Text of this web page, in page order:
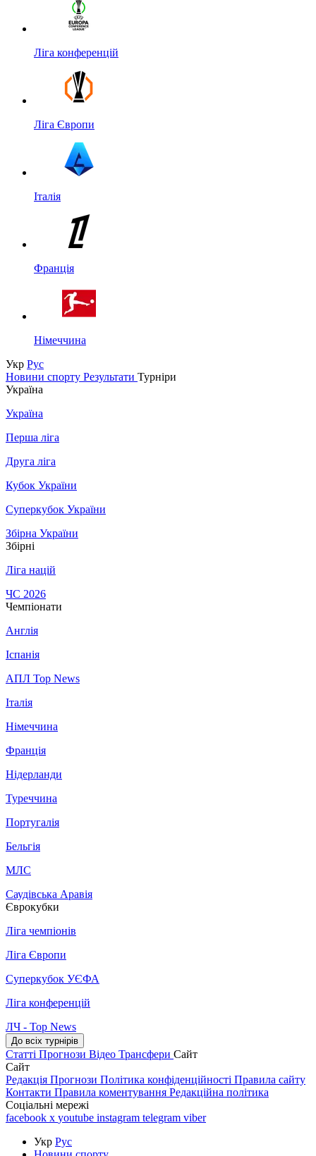
Ліга конференцій
Ліга Європи
Італія
Франція
Німеччина
Укр Рус
Новини спорту Результати Турніри
Україна
Україна
Перша ліга
Друга ліга
Кубок України
Суперкубок України
Збірна України
Збірні
Ліга націй
ЧС 2026
Чемпіонати
Англія
Іспанія
АПЛ Top News
Італія
Німеччина
Франція
Нідерланди
Туреччина
Португалія
Бельгія
МЛС
Саудівська Аравія
Єврокубки
Ліга чемпіонів
Ліга Європи
Суперкубок УЄФА
Ліга конференцій
ЛЧ - Top News
До всіх турнірів
Статті Прогнози Відео Трансфери Сайт
Сайт
Редакція Прогнози Політика конфіденційності Правила сайту
Контакти Правила коментування Редакційна політика
Соціальні мережі
facebook x youtube instagram telegram viber
Укр Рус